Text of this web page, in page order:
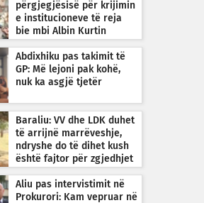
përgjegjësisë për krijimin
e institucioneve të reja
bie mbi Albin Kurtin
Abdixhiku pas takimit të
GP: Më lejoni pak kohë,
nuk ka asgjë tjetër
Baraliu: VV dhe LDK duhet
të arrijnë marrëveshje,
ndryshe do të dihet kush
është fajtor për zgjedhjet
Aliu pas intervistimit në
Prokurori: Kam vepruar në